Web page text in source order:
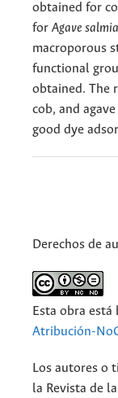
obtained for
for Agave
macroporous
functional
obtained. The
cob, and
good dye
Derechos de
Esta obra
Atribución-
Los autores o
la Revista de